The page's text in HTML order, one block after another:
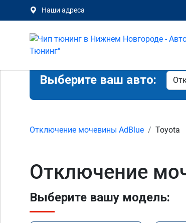
Наши адреса
Выберите ваш авто:
Отключение мочевины AdBlue Toyota
Отключение
Выберите вашу модель: